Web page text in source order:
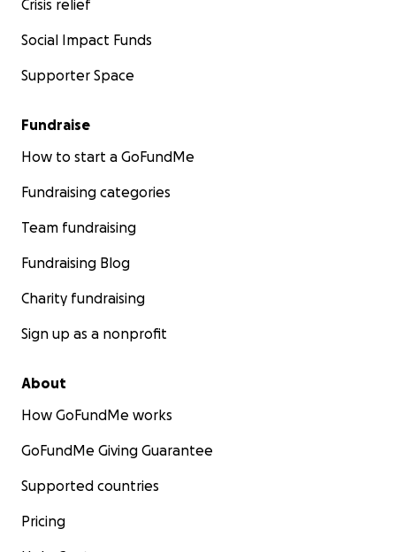
Crisis relief
Social Impact Funds
Supporter Space
Fundraise
How to start a GoFundMe
Fundraising categories
Team fundraising
Fundraising Blog
Charity fundraising
Sign up as a nonprofit
About
How GoFundMe works
GoFundMe Giving Guarantee
Supported countries
Pricing